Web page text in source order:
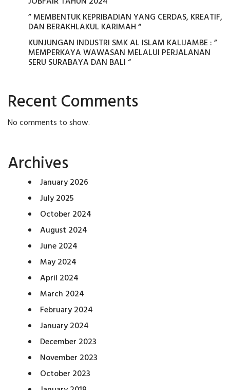
” MEMBENTUK KEPRIBADIAN YANG CERDAS, KREATIF,
DAN BERAKHLAKUL KARIMAH “
KUNJUNGAN INDUSTRI SMK AL ISLAM KALIJAMBE : ”
MEMPERKAYA WAWASAN MELALUI PERJALANAN
SERU SURABAYA DAN BALI “
Recent Comments
No comments to show.
Archives
January 2026
July 2025
October 2024
August 2024
June 2024
May 2024
April 2024
March 2024
February 2024
January 2024
December 2023
November 2023
October 2023